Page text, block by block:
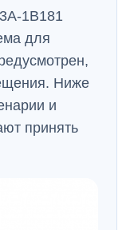
1B181
для
Ниже
и
принять